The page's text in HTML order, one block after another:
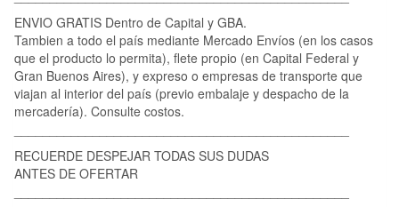
ENVIO GRATIS Dentro de Capital y GBA.
Tambien a todo el país mediante Mercado Envíos (en los casos
que el producto lo permita), flete propio (en Capital Federal y
Gran Buenos Aires), y expreso o empresas de transporte que
viajan al interior del país (previo embalaje y despacho de la
mercadería). Consulte costos.
RECUERDE DESPEJAR TODAS SUS DUDAS
ANTES DE OFERTAR